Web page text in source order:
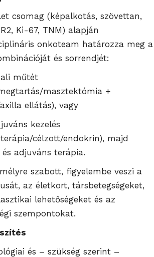
csomag (képalkotás, szövettan,
Ki-67, TNM) alapján
onkoteam határozza meg a
és sorrendjét:
műtét
masztektómia +
ellátás), vagy
kezelés
célzott/endokrin), majd
adjuváns terápia.
szabott, figyelembe veszi a
az életkort, társbetegségeket,
lehetőségeket és az
szempontokat.
és – szükség szerint –